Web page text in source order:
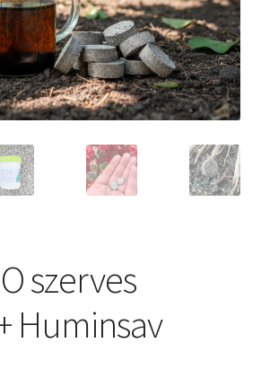
szerves
Huminsav